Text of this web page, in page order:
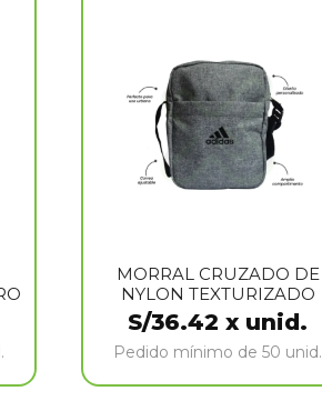
MORRAL CRUZADO DE
NYLON TEXTURIZADO
S/36.42 x unid.
Pedido mínimo de 50 unid.